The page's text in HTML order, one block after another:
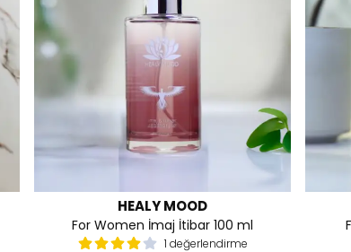
HEALY MOOD
For Women İmaj İtibar 100 ml
1 değerlendirme